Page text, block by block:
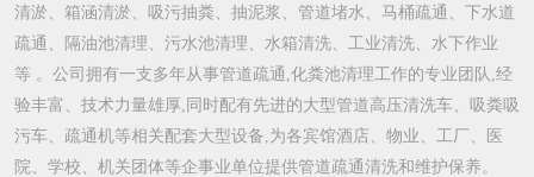
清淤、箱涵清淤、吸污抽粪、抽泥浆、管道堵水、马桶疏通、下水道
疏通、隔油池清理、污水池清理、水箱清洗、工业清洗、水下作业
等 。公司拥有一支多年从事管道疏通,化粪池清理工作的专业团队,经
验丰富、技术力量雄厚,同时配有先进的大型管道高压清洗车、吸粪吸
污车、疏通机等相关配套大型设备,为各宾馆酒店、物业、工厂、医
院、学校、机关团体等企事业单位提供管道疏通清洗和维护保养。